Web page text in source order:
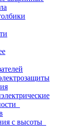
с высоты